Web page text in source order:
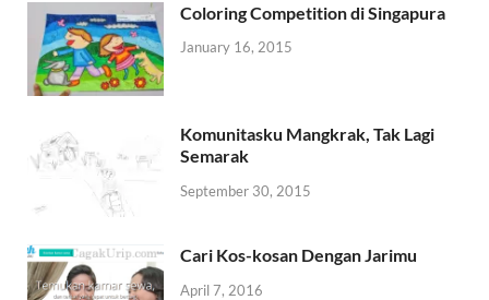
Coloring Competition di Singapura
January 16, 2015
Komunitasku Mangkrak, Tak Lagi
Semarak
September 30, 2015
Cari Kos-kosan Dengan Jarimu
April 7, 2016